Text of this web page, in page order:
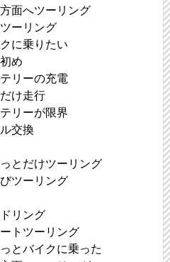
面へツーリング
ーリング
に乗りたい
め
リーの充電
け走行
リーが限界
交換
とだけツーリング
ツーリング
リング
トツーリング
とバイクに乗った